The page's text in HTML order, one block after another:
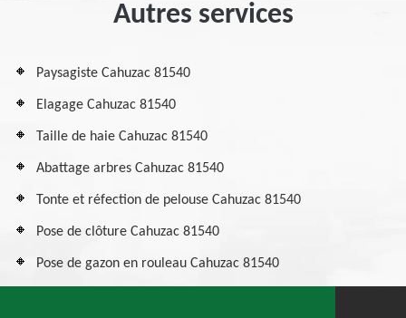
Autres services
Paysagiste Cahuzac 81540
Elagage Cahuzac 81540
Taille de haie Cahuzac 81540
Abattage arbres Cahuzac 81540
Tonte et réfection de pelouse Cahuzac 81540
Pose de clôture Cahuzac 81540
Pose de gazon en rouleau Cahuzac 81540